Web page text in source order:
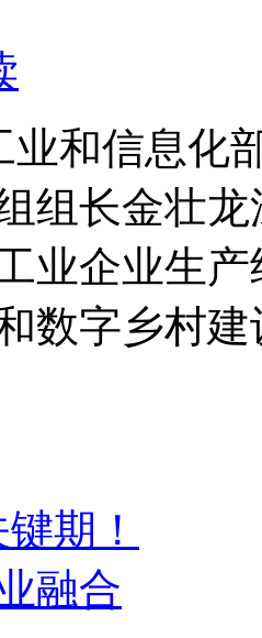
业和信息化
组长金壮
业企业生
数字乡村